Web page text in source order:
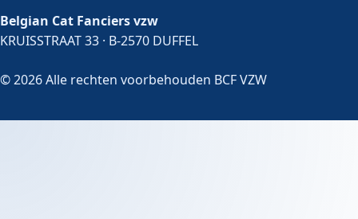
Belgian Cat Fanciers vzw
KRUISSTRAAT 33 · B-2570 DUFFEL
© 2026 Alle rechten voorbehouden BCF VZW